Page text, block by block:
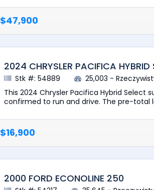
$47,900
2024 CHRYSLER PACIFICA HYBRID
Stk #: 54889 25,003 -
This 2024 Chrysler Pacifica Hybrid Select
confirmed to run and drive. The pre-total
$16,900
2000 FORD ECONOLINE 250